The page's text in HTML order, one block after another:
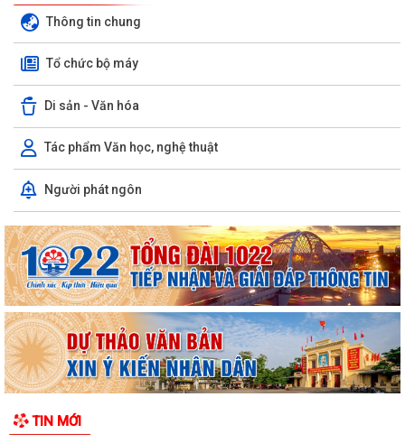
Thông tin chung
Tổ chức bộ máy
Di sản - Văn hóa
Tác phẩm Văn học, nghệ thuật
Người phát ngôn
TIN MỚI